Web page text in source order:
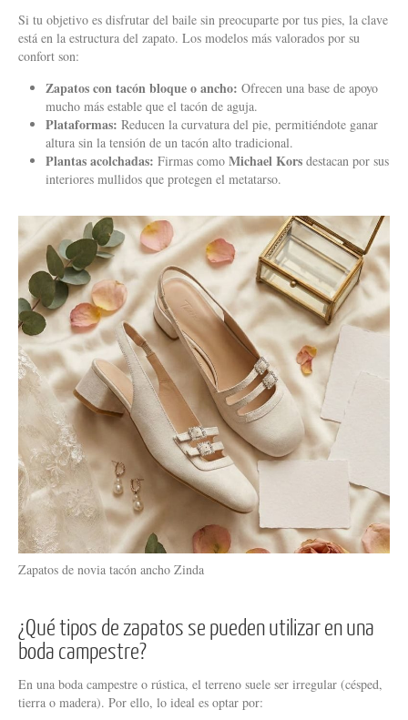
Si tu objetivo es disfrutar del baile sin preocuparte por tus pies, la clave
está en la estructura del zapato. Los modelos más valorados por su
confort son:
Zapatos con tacón bloque o ancho: Ofrecen una base de apoyo
mucho más estable que el tacón de aguja.
Plataformas: Reducen la curvatura del pie, permitiéndote ganar
altura sin la tensión de un tacón alto tradicional.
Plantas acolchadas: Firmas como Michael Kors destacan por sus
interiores mullidos que protegen el metatarso.
Zapatos de novia tacón ancho Zinda
¿Qué tipos de zapatos se pueden utilizar en una
boda campestre?
En una boda campestre o rústica, el terreno suele ser irregular (césped,
tierra o madera). Por ello, lo ideal es optar por: